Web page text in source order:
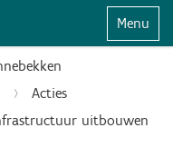
Klap
Acties
uitbouwen